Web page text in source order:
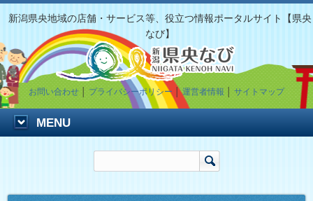
新潟県央地域の店舗・サービス等、役立つ情報ポータルサイト【県央
なび】
お問い合わせ プライバシーポリシー │運営者情報 サイトマップ
MENU